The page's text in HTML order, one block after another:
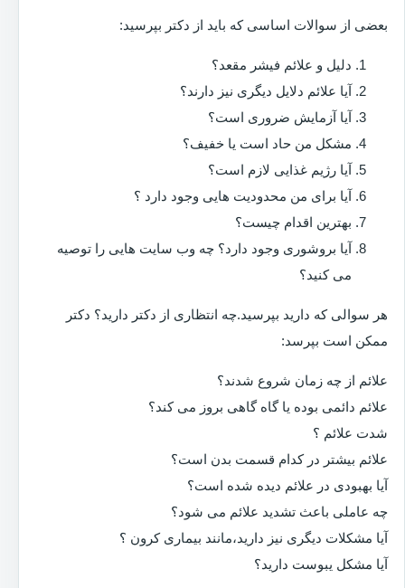
بعضی از سوالات اساسی که باید از دکتر بپرسید:
دلیل و علائم فیشر مقعد؟
آیا علائم دلایل دیگری نیز دارند؟
آیا آزمایش ضروری است؟
مشکل من حاد است یا خفیف؟
آیا رژیم غذایی لازم است؟
آیا برای من محدودیت هایی وجود دارد ؟
بهترین اقدام چیست؟
آیا بروشوری وجود دارد؟ چه وب سایت هایی را توصیه
می کنید؟
هر سوالی که دارید بپرسید.چه انتظاری از دکتر دارید؟ دکتر
ممکن است بپرسد:
علائم از چه زمان شروع شدند؟
علائم دائمی بوده یا گاه گاهی بروز می کند؟
شدت علائم ؟
علائم بیشتر در کدام قسمت بدن است؟
آیا بهبودی در علائم دیده شده است؟
چه عاملی باعث تشدید علائم می شود؟
آیا مشکلات دیگری نیز دارید،مانند بیماری کرون ؟
آیا مشکل یبوست دارید؟